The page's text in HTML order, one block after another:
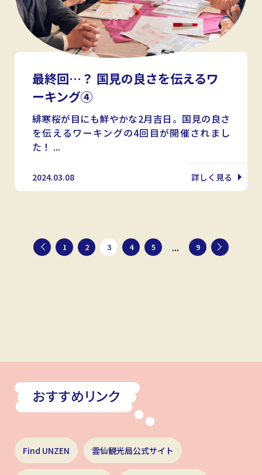
最終回…？ 国見の良さを伝えるワ
ーキング④
緋寒桜が目にも鮮やかな2月吉日。国見の良さ
を伝えるワーキングの4回目が開催されまし
た！ ...
2024.03.08 詳しく見る
1 2 3 4 5 ... 9
Find UNZEN 雲仙観光局公式サイト